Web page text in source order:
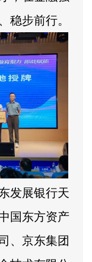
稳步前行。
发展银行天
国东方资产
、京东集团